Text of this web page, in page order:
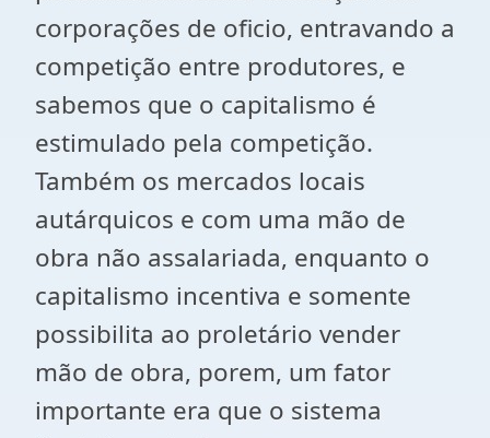
corporações de oficio, entravando a
competição entre produtores, e
sabemos que o capitalismo é
estimulado pela competição.
Também os mercados locais
autárquicos e com uma mão de
obra não assalariada, enquanto o
capitalismo incentiva e somente
possibilita ao proletário vender
mão de obra, porem, um fator
importante era que o sistema